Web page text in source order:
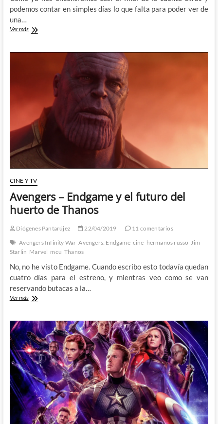
podemos contar en simples días lo que falta para poder ver de
una…
Ver másLas
que
al
CINE Y TV
Avengers – Endgame y el futuro del
huerto de Thanos
Diógenes Pantarújez 22/04/2019
11 comentarios
Avengers Infinity War Avengers: Endgame cine hermanos russo Jim
Starlin Marvel mcu Thanos
No, no he visto Endgame. Cuando escribo esto todavía quedan
cuatro días para el estreno, y mientras veo como se van
reservando butacas a la…
Ver másAvengers
y
el
futuro
del
huerto
de
Thanos